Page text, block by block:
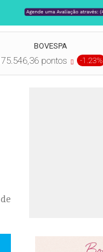
BOVESPA
pontos -1.23%